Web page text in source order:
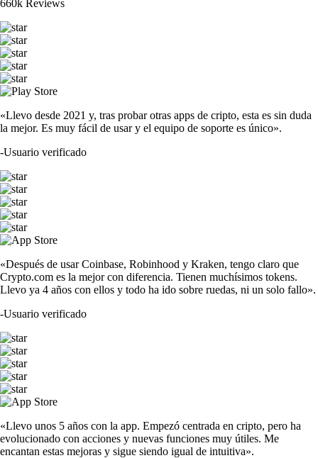
660k Reviews
«Llevo desde 2021 y, tras probar otras apps de cripto, esta es sin duda
la mejor. Es muy fácil de usar y el equipo de soporte es único».
-Usuario verificado
«Después de usar Coinbase, Robinhood y Kraken, tengo claro que
Crypto.com es la mejor con diferencia. Tienen muchísimos tokens.
Llevo ya 4 años con ellos y todo ha ido sobre ruedas, ni un solo fallo».
-Usuario verificado
«Llevo unos 5 años con la app. Empezó centrada en cripto, pero ha
evolucionado con acciones y nuevas funciones muy útiles. Me
encantan estas mejoras y sigue siendo igual de intuitiva».